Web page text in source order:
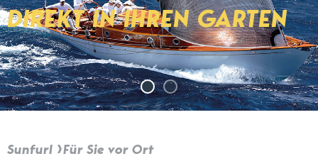
Sunfurl Für Sie vor Ort
DIREKT IN IHREN GARTEN